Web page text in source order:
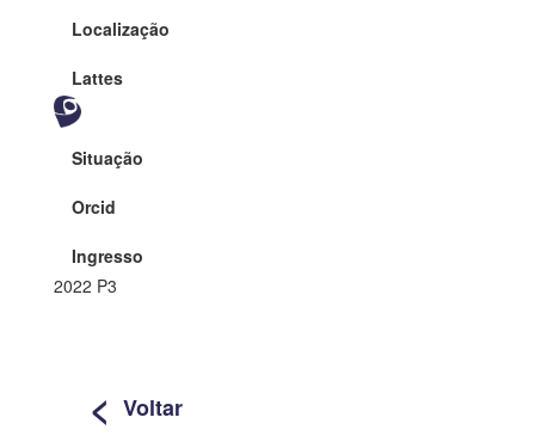
Localização
Lattes
Situação
Orcid
Ingresso
2022 P3
< Voltar